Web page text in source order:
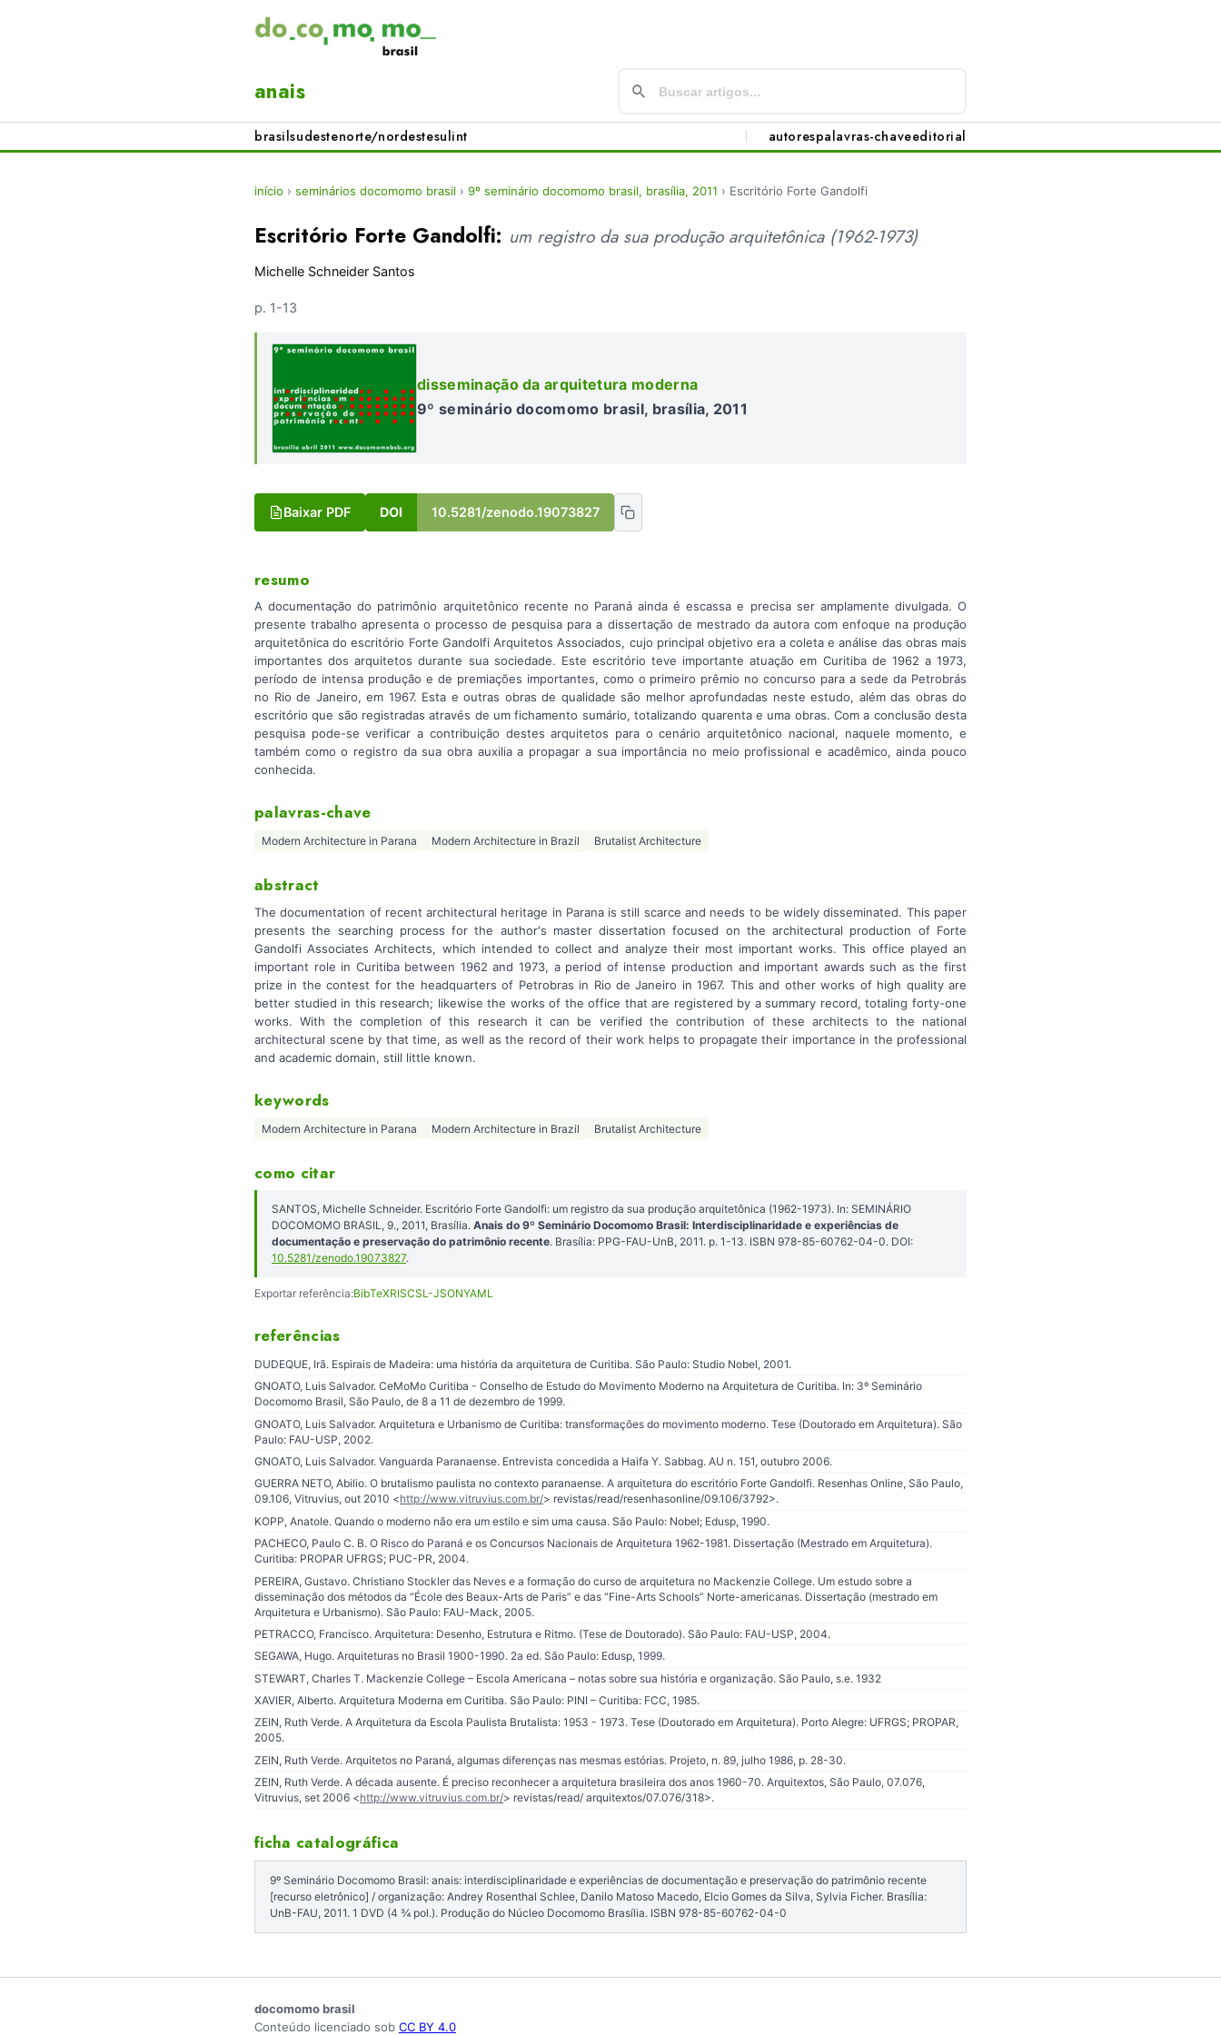
anais
brasilsudestenorte/nordestesulint autorespalavras-chaveeditorial
início › seminários docomomo brasil › 9º seminário docomomo brasil, brasília, 2011 › Escritório Forte Gandolfi
Escritório Forte Gandolfi: um registro da sua produção arquitetônica (1962-1973)
Michelle Schneider Santos
p. 1-13
disseminação da arquitetura moderna
9º seminário docomomo brasil, brasília, 2011
Baixar PDF DOI 10.5281/zenodo.19073827
resumo
A documentação do patrimônio arquitetônico recente no Paraná ainda é escassa e precisa ser amplamente divulgada. O
presente trabalho apresenta o processo de pesquisa para a dissertação de mestrado da autora com enfoque na produção
arquitetônica do escritório Forte Gandolfi Arquitetos Associados, cujo principal objetivo era a coleta e análise das obras mais
importantes dos arquitetos durante sua sociedade. Este escritório teve importante atuação em Curitiba de 1962 a 1973,
período de intensa produção e de premiações importantes, como o primeiro prêmio no concurso para a sede da Petrobrás
no Rio de Janeiro, em 1967. Esta e outras obras de qualidade são melhor aprofundadas neste estudo, além das obras do
escritório que são registradas através de um fichamento sumário, totalizando quarenta e uma obras. Com a conclusão desta
pesquisa pode-se verificar a contribuição destes arquitetos para o cenário arquitetônico nacional, naquele momento, e
também como o registro da sua obra auxilia a propagar a sua importância no meio profissional e acadêmico, ainda pouco
conhecida.
palavras-chave
Modern Architecture in Parana Modern Architecture in Brazil Brutalist Architecture
abstract
The documentation of recent architectural heritage in Parana is still scarce and needs to be widely disseminated. This paper
presents the searching process for the author's master dissertation focused on the architectural production of Forte
Gandolfi Associates Architects, which intended to collect and analyze their most important works. This office played an
important role in Curitiba between 1962 and 1973, a period of intense production and important awards such as the first
prize in the contest for the headquarters of Petrobras in Rio de Janeiro in 1967. This and other works of high quality are
better studied in this research; likewise the works of the office that are registered by a summary record, totaling forty-one
works. With the completion of this research it can be verified the contribution of these architects to the national
architectural scene by that time, as well as the record of their work helps to propagate their importance in the professional
and academic domain, still little known.
keywords
Modern Architecture in Parana Modern Architecture in Brazil Brutalist Architecture
como citar
SANTOS, Michelle Schneider. Escritório Forte Gandolfi: um registro da sua produção arquitetônica (1962-1973). In: SEMINÁRIO
DOCOMOMO BRASIL, 9., 2011, Brasília. Anais do 9º Seminário Docomomo Brasil: Interdisciplinaridade e experiências de
documentação e preservação do patrimônio recente. Brasília: PPG-FAU-UnB, 2011. p. 1-13. ISBN 978-85-60762-04-0. DOI:
10.5281/zenodo.19073827.
Exportar referência:BibTeXRISCSL-JSONYAML
referências
DUDEQUE, Irã. Espirais de Madeira: uma história da arquitetura de Curitiba. São Paulo: Studio Nobel, 2001.
GNOATO, Luis Salvador. CeMoMo Curitiba - Conselho de Estudo do Movimento Moderno na Arquitetura de Curitiba. In: 3º Seminário
Docomomo Brasil, São Paulo, de 8 a 11 de dezembro de 1999.
GNOATO, Luis Salvador. Arquitetura e Urbanismo de Curitiba: transformações do movimento moderno. Tese (Doutorado em Arquitetura). São
Paulo: FAU-USP, 2002.
GNOATO, Luis Salvador. Vanguarda Paranaense. Entrevista concedida a Haifa Y. Sabbag. AU n. 151, outubro 2006.
GUERRA NETO, Abilio. O brutalismo paulista no contexto paranaense. A arquitetura do escritório Forte Gandolfi. Resenhas Online, São Paulo,
09.106, Vitruvius, out 2010 <http://www.vitruvius.com.br/> revistas/read/resenhasonline/09.106/3792>.
KOPP, Anatole. Quando o moderno não era um estilo e sim uma causa. São Paulo: Nobel; Edusp, 1990.
PACHECO, Paulo C. B. O Risco do Paraná e os Concursos Nacionais de Arquitetura 1962-1981. Dissertação (Mestrado em Arquitetura).
Curitiba: PROPAR UFRGS; PUC-PR, 2004.
PEREIRA, Gustavo. Christiano Stockler das Neves e a formação do curso de arquitetura no Mackenzie College. Um estudo sobre a
disseminação dos métodos da “École des Beaux-Arts de Paris” e das “Fine-Arts Schools” Norte-americanas. Dissertação (mestrado em
Arquitetura e Urbanismo). São Paulo: FAU-Mack, 2005.
PETRACCO, Francisco. Arquitetura: Desenho, Estrutura e Ritmo. (Tese de Doutorado). São Paulo: FAU-USP, 2004.
SEGAWA, Hugo. Arquiteturas no Brasil 1900-1990. 2a ed. São Paulo: Edusp, 1999.
STEWART, Charles T. Mackenzie College – Escola Americana – notas sobre sua história e organização. São Paulo, s.e. 1932
XAVIER, Alberto. Arquitetura Moderna em Curitiba. São Paulo: PINI – Curitiba: FCC, 1985.
ZEIN, Ruth Verde. A Arquitetura da Escola Paulista Brutalista: 1953 - 1973. Tese (Doutorado em Arquitetura). Porto Alegre: UFRGS; PROPAR,
2005.
ZEIN, Ruth Verde. Arquitetos no Paraná, algumas diferenças nas mesmas estórias. Projeto, n. 89, julho 1986, p. 28-30.
ZEIN, Ruth Verde. A década ausente. É preciso reconhecer a arquitetura brasileira dos anos 1960-70. Arquitextos, São Paulo, 07.076,
Vitruvius, set 2006 <http://www.vitruvius.com.br/> revistas/read/ arquitextos/07.076/318>.
ficha catalográfica
9º Seminário Docomomo Brasil: anais: interdisciplinaridade e experiências de documentação e preservação do patrimônio recente
[recurso eletrônico] / organização: Andrey Rosenthal Schlee, Danilo Matoso Macedo, Elcio Gomes da Silva, Sylvia Ficher. Brasília:
UnB-FAU, 2011. 1 DVD (4 ¾ pol.). Produção do Núcleo Docomomo Brasília. ISBN 978-85-60762-04-0
docomomo brasil
Conteúdo licenciado sob CC BY 4.0